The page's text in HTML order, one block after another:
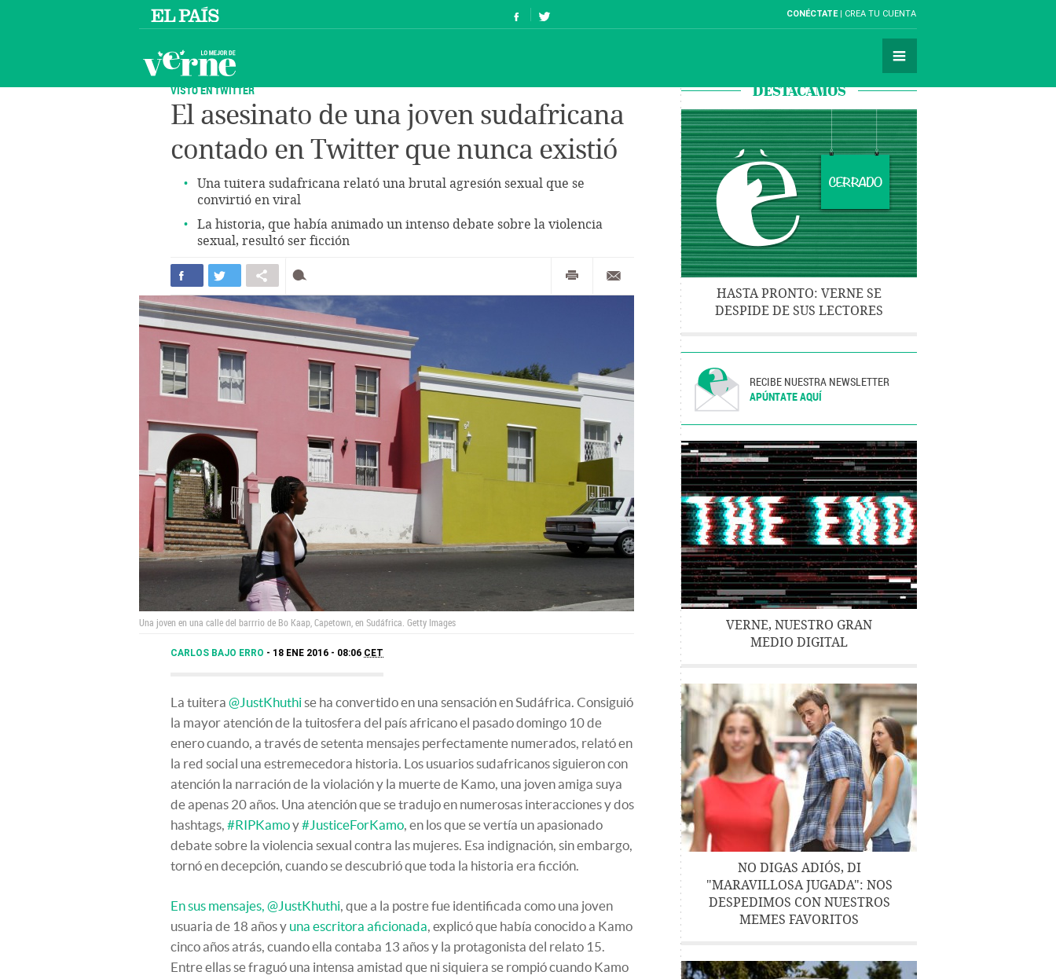
CONÉCTATE CREA TU CUENTA
VISTO EN TWITTER
El asesinato de una joven sudafricana
contado en Twitter que nunca existió
Una tuitera sudafricana relató una brutal agresión sexual que se
convirtió en viral
La historia, que había animado un intenso debate sobre la violencia
sexual, resultó ser ficción
Una joven en una calle del barrrio de Bo Kaap, Capetown, en Sudáfrica. Getty Images
CARLOS BAJO ERRO 18 ENE 2016 - 08:06 CET
La tuitera @JustKhuthise ha convertido en una sensación en Sudáfrica. Consiguió
la mayor atención de la tuitosfera del país africano el pasado domingo 10 de
enero cuando, a través de setenta mensajes perfectamente numerados, relató en
la red social una estremecedora historia. Los usuarios sudafricanos siguieron con
atención la narración de la violación y la muerte de Kamo, una joven amiga suya
de apenas 20 años. Una atención que se tradujo en numerosas interacciones y dos
hashtags, #RIPKamoy#JusticeForKamo, en los que se vertía un apasionado
debate sobre la violencia sexual contra las mujeres. Esa indignación, sin embargo,
tornó en decepción, cuando se descubrió que toda la historia era ficción.
En sus mensajes, @JustKhuthi, que a la postre fue identificada como una joven
usuaria de 18 años y una escritora aficionada, explicó que había conocido a Kamo
cinco años atrás, cuando ella contaba 13 años y la protagonista del relato 15.
Entre ellas se fraguó una intensa amistad que ni siquiera se rompió cuando Kamo
DESTACAMOS
HASTA PRONTO: VERNE SE
DESPIDE DE SUS LECTORES
RECIBE NUESTRA NEWSLETTER
APÚNTATE AQUÍ
VERNE, NUESTRO GRAN
MEDIO DIGITAL
NO DIGAS ADIÓS, DI
"MARAVILLOSA JUGADA": NOS
DESPEDIMOS CON NUESTROS
MEMES FAVORITOS